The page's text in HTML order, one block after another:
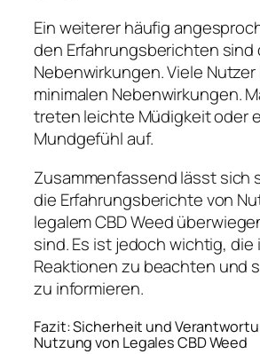
Ein weiterer häufig
den Erfahrungsberichten sind
Nebenwirkungen. Viele
minimalen Nebenwirkungen.
treten leichte Müdigkeit oder
Mundgefühl auf.
Zusammenfassend lässt sich
die Erfahrungsberichte von
legalem CBD Weed
sind. Es ist jedoch wichtig, die
Reaktionen zu beachten und
zu informieren.
Fazit: Sicherheit und
Nutzung von Legales CBD Weed